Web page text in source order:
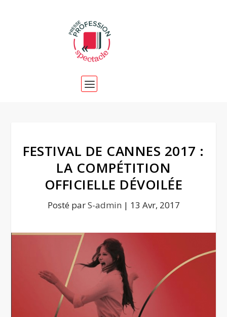
FESTIVAL DE CANNES 2017 :
LA COMPÉTITION
OFFICIELLE DÉVOILÉE
Posté parS-admin | 13 Avr, 2017